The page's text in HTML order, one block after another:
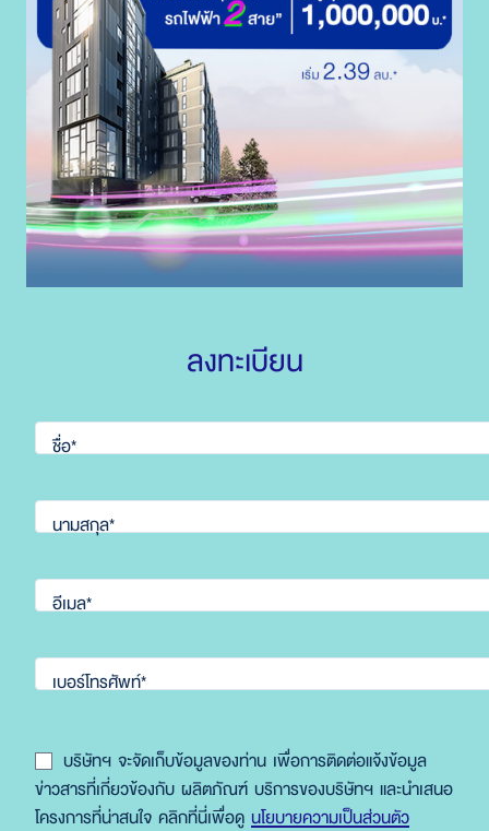
ลงทะเบียน
ชื่อ*
นามสกุล*
อีเมล*
เบอร์โทรศัพท์*
บริษัทฯ จะจัดเก็บข้อมูลของท่าน เพื่อการติดต่อแจ้งข้อมูล
ข่าวสารที่เกี่ยวข้องกับ ผลิตภัณฑ์ บริการของบริษัทฯ และนำเสนอ
โครงการที่น่าสนใจ คลิกที่นี่เพื่อดู นโยบายความเป็นส่วนตัว